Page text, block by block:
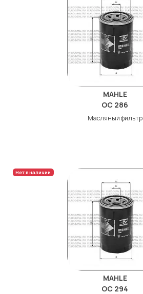
MAHLE
OC 286
Масляный фильтр
Нет в наличии
MAHLE
OC 294